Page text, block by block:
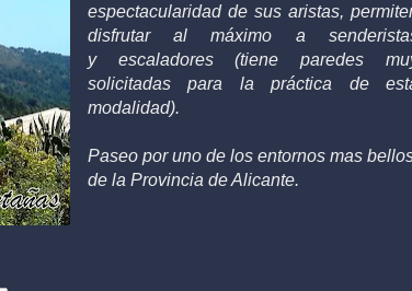
espectacularidad de sus aristas,
disfrutar al máximo a
y escaladores (tiene paredes
solicitadas para la práctica de
modalidad).
Paseo por uno de los entornos mas
de la Provincia de Alicante.